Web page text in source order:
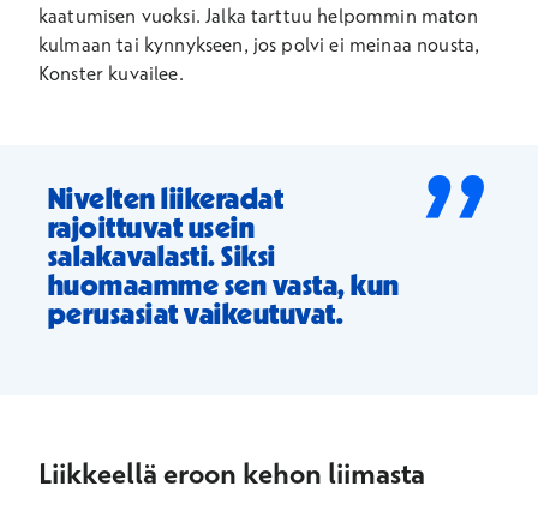
kaatumisen vuoksi. Jalka tarttuu helpommin maton
kulmaan tai kynnykseen, jos polvi ei meinaa nousta,
Konster kuvailee.
Nivelten liikeradat
rajoittuvat usein
salakavalasti. Siksi
huomaamme sen vasta, kun
perusasiat vaikeutuvat.
”
Liikkeellä eroon kehon liimasta